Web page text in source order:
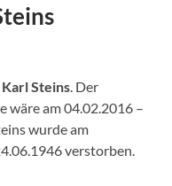
Karl Steins . Der
am 04.02.2016 –
wurde am
verstorben.